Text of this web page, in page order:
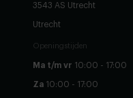
3543 AS Utrecht
Utrecht
Openingstijden
Ma t/m vr 10:00 - 17:00
Za 10:00 - 17:00